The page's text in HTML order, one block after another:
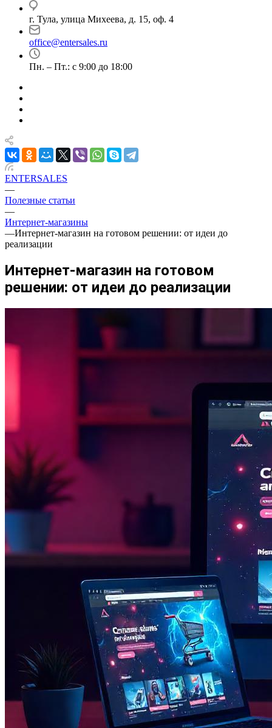
г. Тула, улица Михеева, д. 15, оф. 4
office@entersales.ru
Пн. – Пт.: с 9:00 до 18:00
ENTERSALES
—
Полезные статьи
—
Интернет-магазины
—Интернет-магазин на готовом решении: от идеи до
реализации
Интернет-магазин на готовом
решении: от идеи до реализации